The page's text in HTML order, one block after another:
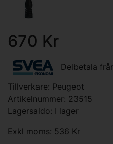
670 Kr
Delbetala
Tillverkare: Peugeot
Artikelnummer: 23515
Lagersaldo: I lager
Exkl moms: 536 Kr